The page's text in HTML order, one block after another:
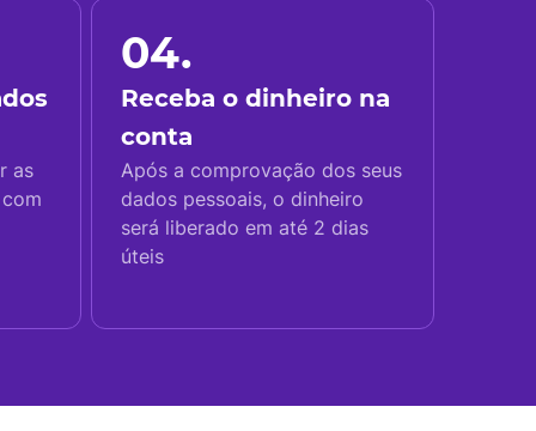
as
04.
Receba o dinheiro na
conta
Após a comprovação dos seus
dados pessoais, o dinheiro
será liberado em até 2 dias
úteis